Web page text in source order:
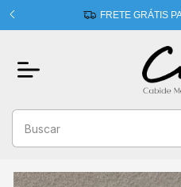
FRETE GRÁTIS